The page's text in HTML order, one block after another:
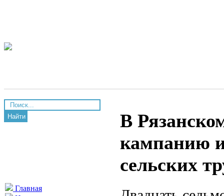
Найти
Главная
В
кампанию и
сельских